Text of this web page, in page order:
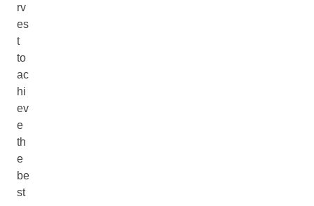
rv
es
t
to
ac
hi
ev
e
th
e
be
st